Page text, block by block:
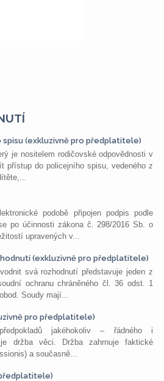
(exkluzivně pro předplatitele)
je nositelem rodičovské odpovědnosti v
přístup do policejního spisu, vedeného z
podobě připojen podpis podle
po účinnosti zákona č. 298/2016 Sb. o
upravených v...
(exkluzivně pro předplatitele)
svá rozhodnutí představuje jeden z
ochranu chráněného čl. 36 odst. 1
Soudy mají...
pro předplatitele)
jakéhokoliv – řádného i
držba věci. Držba zahrnuje faktické
a současně...